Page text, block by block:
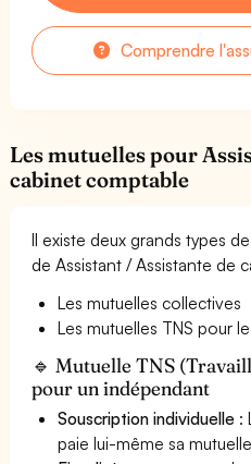
Comprendre
Les mutuelles pour
cabinet comptable
Il existe deux grands types
de Assistant / Assistante de
Les mutuelles collectives
Les mutuelles TNS pour
🔹 Mutuelle TNS
pour un indépendant
Souscription individuelle :
paie lui-même sa